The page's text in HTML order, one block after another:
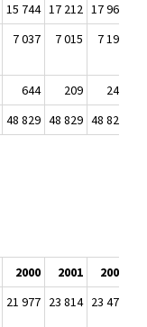
15 744 17 212 17 960
7 037 7 015 7 193
644 209 241
48 829 48 829 48 829
2000 2001 2002
21 977 23 814 23 474